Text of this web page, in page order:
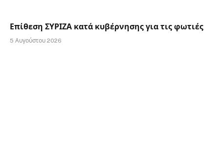
Επίθεση ΣΥΡΙΖΑ κατά κυβέρνησης για τις φωτιές
5 Αυγούστου 2026